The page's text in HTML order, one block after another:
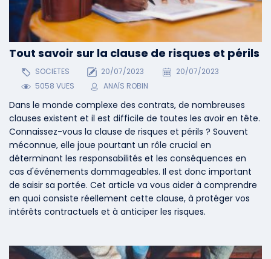
Tout savoir sur la clause de risques et périls
SOCIETES 20/07/2023
20/07/2023
5058 VUES
ANAÏS ROBIN
Dans le monde complexe des contrats, de nombreuses
clauses existent et il est difficile de toutes les avoir en tête.
Connaissez-vous la clause de risques et périls ? Souvent
méconnue, elle joue pourtant un rôle crucial en
déterminant les responsabilités et les conséquences en
cas d'événements dommageables. Il est donc important
de saisir sa portée. Cet article va vous aider à comprendre
en quoi consiste réellement cette clause, à protéger vos
intérêts contractuels et à anticiper les risques.